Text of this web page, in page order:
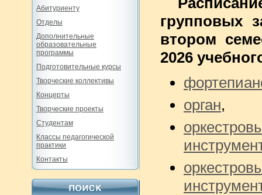
Абитуриенту
Отделы
Дополнительные
образовательные
программы
Подготовительные курсы
Творческие коллективы
Концерты
Творческие проекты
Студентам
Классы педагогической
практики
Контакты
групповых
втором
2026
орган,